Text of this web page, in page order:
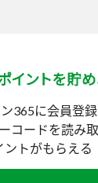
365に会員登
コードを読み
ントがもらえる